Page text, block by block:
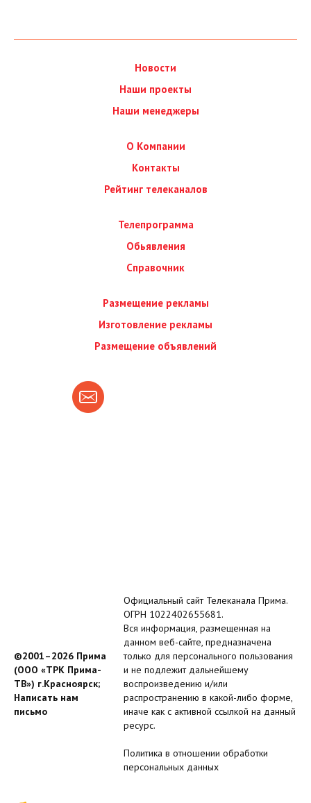
Новости
Наши проекты
Наши менеджеры
О Компании
Контакты
Рейтинг телеканалов
Телепрограмма
Обьявления
Справочник
Размещение рекламы
Изготовление рекламы
Размещение объявлений
©2001–2026 Прима
(ООО «ТРК Прима-
ТВ») г.Красноярск;
Написать нам
письмо
Официальный сайт Телеканала Прима.
ОГРН 1022402655681.
Вся информация, размещенная на
данном веб-сайте, предназначена
только для персонального пользования
и не подлежит дальнейшему
воспроизведению и/или
распространению в какой-либо форме,
иначе как с активной ссылкой на данный
ресурс.
Политика в отношении обработки
персональных данных